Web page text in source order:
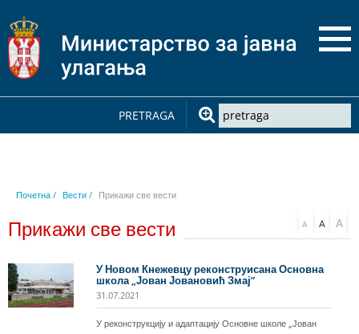
PRETRAGA
Почетна / Вести / Прикажи све вести
Прикажи све вести
У Новом Кнежевцу реконструисана Основна
школа „Јован Јовановић Змај”
31.07.2021
У реконструкцију и адаптацију Основне школе „Јован